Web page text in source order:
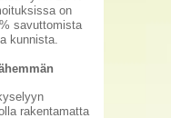
on
savuttomista
kunnista.
rakentamatta